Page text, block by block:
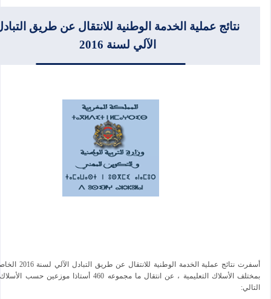
نتائج عملية الخدمة الوطنية للانتقال عن طريق
الآلي لسنة 2016
أسفرت نتائج عملية
بمختلف الأسلاك التعليمية ، عن انتقال ما مجموعه 460 أستاذا
التالي: